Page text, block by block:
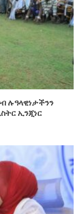
ሉዓላዊነታችንን
ኢንጂነር